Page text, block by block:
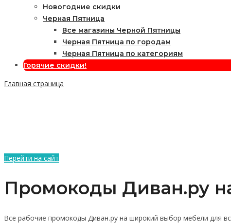
Новогодние скидки
Черная Пятница
Все магазины Черной Пятницы
Черная Пятница по городам
Черная Пятница по категориям
Горячие скидки!
Главная страница
Перейти на сайт
Промокоды Диван.ру
Все рабочие промокоды Диван.ру на широкий выбор мебели для